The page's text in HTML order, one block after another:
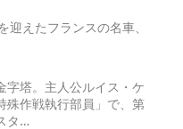
えたフランスの名車、
字塔。主人公ルイス・ケ
殊作戦執行部員」で、第
タ…